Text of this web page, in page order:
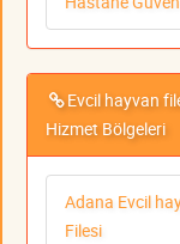
Evcil hayvan
Hizmet Bölgeleri
Adana Evcil
Filesi